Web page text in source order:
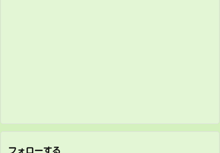
フォローする